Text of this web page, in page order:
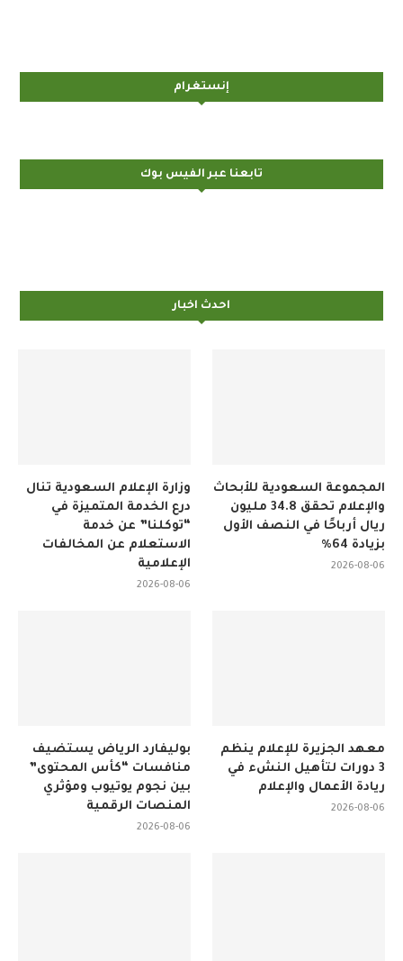
إنستغرام
تابعنا عبر الفيس بوك
احدث اخبار
وزارة الإعلام السعودية تنال
درع الخدمة المتميزة في
“توكلنا” عن خدمة
الاستعلام عن المخالفات
الإعلامية
2026-08-06
المجموعة السعودية للأبحاث
والإعلام تحقق 34.8 مليون
ريال أرباحًا في النصف الأول
بزيادة 64%
2026-08-06
بوليفارد الرياض يستضيف
منافسات “كأس المحتوى”
بين نجوم يوتيوب ومؤثري
المنصات الرقمية
2026-08-06
معهد الجزيرة للإعلام ينظم
3 دورات لتأهيل النشء في
ريادة الأعمال والإعلام
2026-08-06